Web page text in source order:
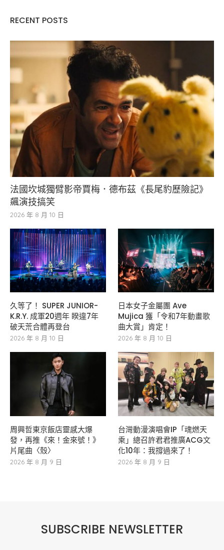
RECENT POSTS
法國坎城獨臂影帝賈梅．德布茲《長尾豹歷險記》
飆演技搞笑
2026 年 8 月 10 日
久等了！ SUPER JUNIOR-
K.R.Y. 成軍20週年 睽違7年
破天荒合體再登台
2026 年 8 月 10 日
日本女子金屬團 Ave
Mujica 獲「令和7年動畫歌
曲大賞」肯定！
2026 年 8 月 10 日
周興哲東京飯店靈感大爆
發，再推《來！金來號！》
片尾曲〈殼〉
2026 年 8 月 9 日
台灣動漫演唱會IP「魂燃天
乘」總召許君君推廣ACG文
化10年：我撐過來了！
2026 年 8 月 9 日
SUBSCRIBE NEWSLETTER